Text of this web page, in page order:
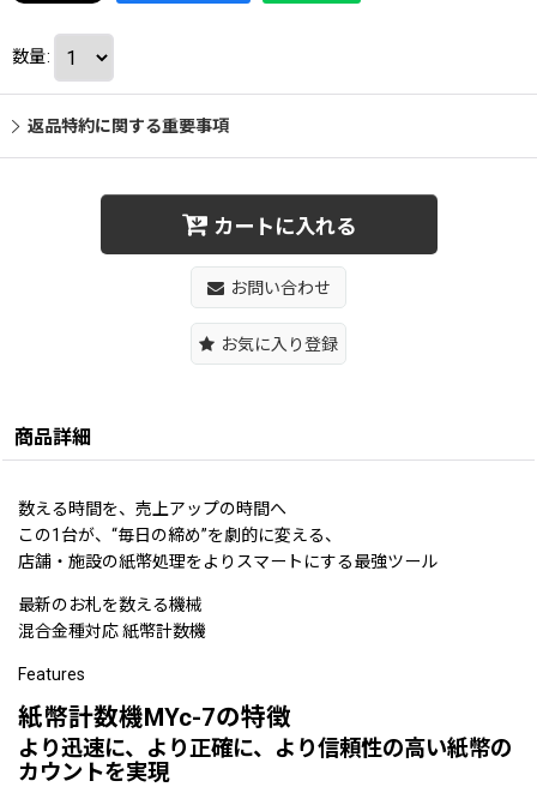
数量:
返品特約に関する重要事項
カートに入れる
お問い合わせ
お気に入り登録
商品詳細
数える時間を、売上アップの時間へ
この1台が、“毎日の締め”を劇的に変える、
店舗・施設の紙幣処理をよりスマートにする最強ツール
最新のお札を数える機械
混合金種対応 紙幣計数機
Features
紙幣計数機MYc-7の特徴
より迅速に、より正確に、より信頼性の高い紙幣の
カウントを実現